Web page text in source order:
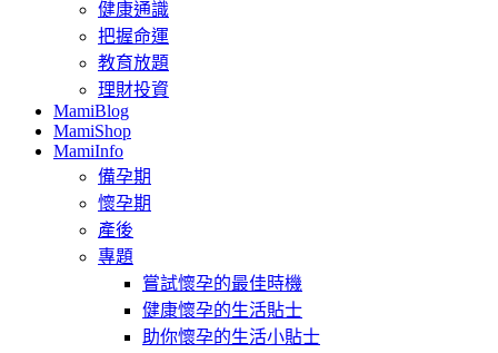
健康通識
把握命運
教育放題
理財投資
MamiBlog
MamiShop
MamiInfo
備孕期
懷孕期
產後
專題
嘗試懷孕的最佳時機
健康懷孕的生活貼士
助你懷孕的生活小貼士